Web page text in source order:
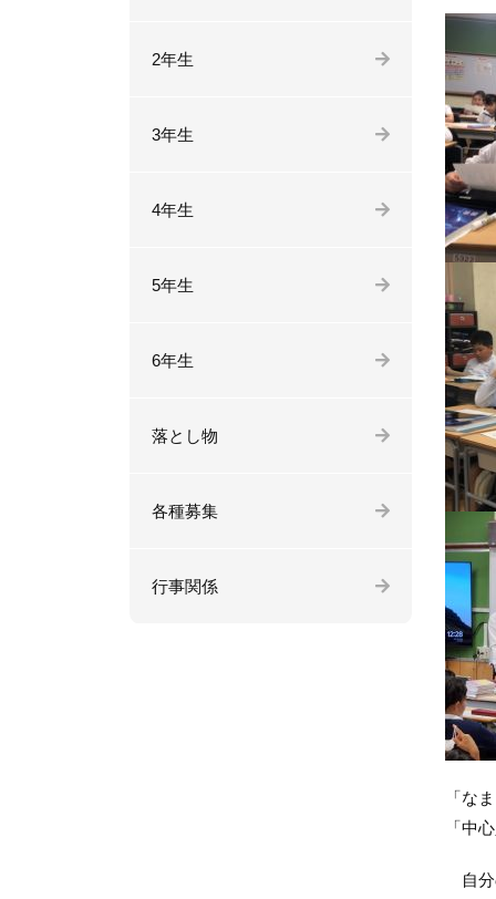
「な
「中
自分
2年生
3年生
4年生
5年生
6年生
落とし物
各種募集
行事関係